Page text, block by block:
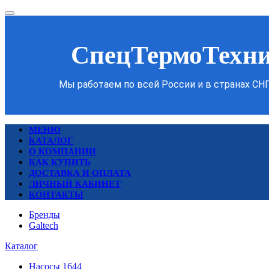
Мы работаем по всей России и в странах
МЕНЮ
КАТАЛОГ
О КОМПАНИИ
КАК КУПИТЬ
ДОСТАВКА И ОПЛАТА
ЛИЧНЫЙ КАБИНЕТ
КОНТАКТЫ
Бренды
Galtech
Каталог
Насосы 1644